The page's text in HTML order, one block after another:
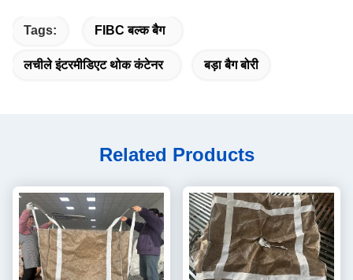
Tags: FIBC बल्क बैग
लचीले इंटरमीडिएट थोक कंटेनर बड़ा बैग बोरी
Related Products